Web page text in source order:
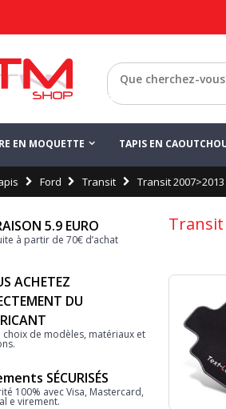
Retour
EN MOQUETTE TAPIS EN
Ford Transit Transit 2007>2013
Transit
5.9 EURO
à partir de 70€ d’achat
ACHETEZ
DU
choix de modèles, matériaux et
SÉCURISÉS
100% avec Visa, Mastercard,
e virement.